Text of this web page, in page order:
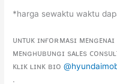
*harga sewaktu waktu
ᴜɴᴛᴜᴋ ɪɴғᴏʀᴍᴀsɪ ᴍᴇɴɢᴇɴᴀɪ
ᴍᴇɴɢʜᴜʙᴜɴɢɪ sᴀʟᴇs
ᴋʟɪᴋ ʟɪɴᴋ ʙɪᴏ
.